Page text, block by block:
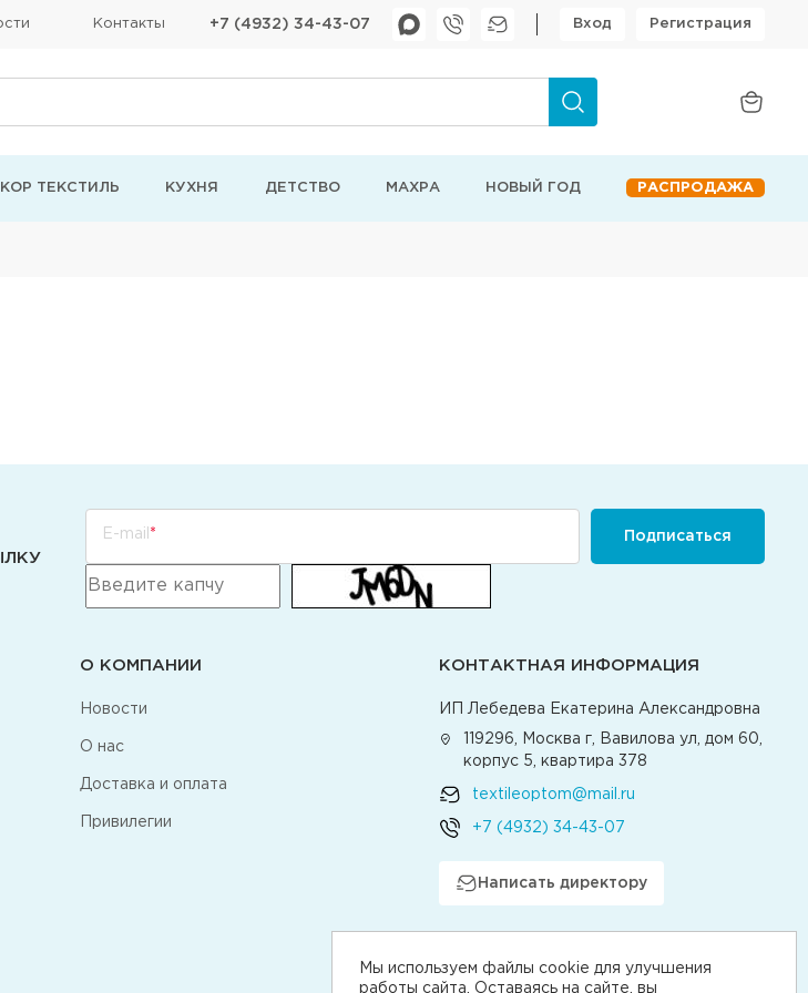
Контакты +7 (4932) 34-43-07 Вход Регистрация
ТЕКСТИЛЬ КУХНЯ ДЕТСТВО МАХРА НОВЫЙ ГОД РАСПРОДАЖА
Мы используем файлы cookie для улучшения
работы сайта. Оставаясь на сайте, вы
E-mail Подписаться
О КОМПАНИИ
Новости
О нас
Доставка и оплата
Привилегии
КОНТАКТНАЯ ИНФОРМАЦИЯ
ИП Лебедева Екатерина Александровна
119296, Москва г, Вавилова ул, дом 60,
корпус 5, квартира 378
textileoptom@mail.ru
+7 (4932) 34-43-07
Написать директору